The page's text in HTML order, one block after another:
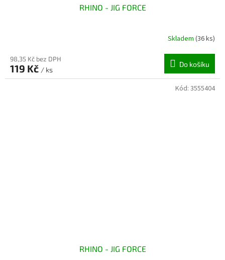
RHINO - JIG FORCE
Skladem (36 ks)
98,35 Kč bez DPH
119 Kč / ks
Do košíku
RHINO - JIG FORCE
Kód: 3555404